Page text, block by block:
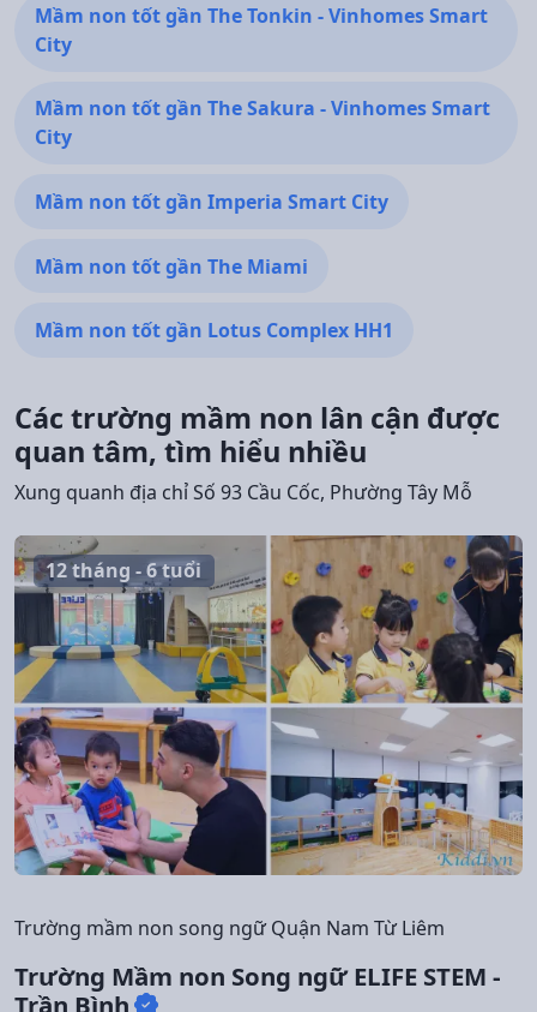
Mầm non tốt gần The Tonkin - Vinhomes Smart
City
Mầm non tốt gần The Sakura - Vinhomes Smart
City
Mầm non tốt gần Imperia Smart City
Mầm non tốt gần The Miami
Mầm non tốt gần Lotus Complex HH1
Các trường mầm non lân cận được
quan tâm, tìm hiểu nhiều
Xung quanh địa chỉ Số 93 Cầu Cốc, Phường Tây Mỗ
12 tháng - 6 tuổi
Trường mầm non song ngữ Quận Nam Từ Liêm
Trường Mầm non Song ngữ ELIFE STEM -
Trần Bình